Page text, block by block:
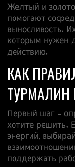
Желтый и
помогают
выносливость.
которым нужен
действию.
КАК
ТУРМАЛИН
Первый шаг –
хотите решить.
энергий,
поддержать